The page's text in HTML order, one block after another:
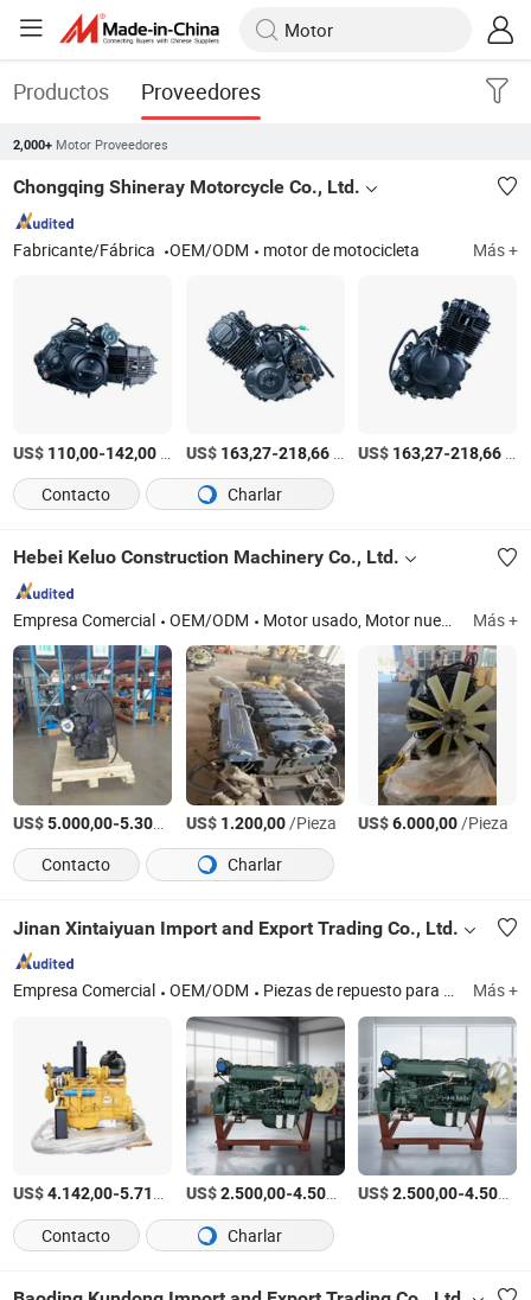
Productos Proveedores
2,000+ Motor Proveedores
Chongqing Shineray Motorcycle Co., Ltd.
Fabricante/Fábrica OEM/ODM motor de motocicleta Más +
US$ 110,00-142,00 US$ 163,27-218,66/Pieza US$ 163,27-218,66
Contacto
Charlar
Hebei Keluo Construction Machinery Co., Ltd.
Empresa Comercial OEM/ODM Motor usado, Motor nuevo, Bomba de engranaje, Bomba hidráulica, Bomba de pistón, Bomba de carga, Piezas de repuesto de bomba, Transmisión final, Motor, Piezas de excavadora, Excavadora usada, Rodillo compactador, Maquinaria agrícola Más +
US$5.000,00-5.300,00 /Pieza
US$ 1.200,00/Pieza US$6.000,00/Pieza
Contacto
Charlar
Jinan Xintaiyuan Import and Export Trading Co., Ltd.
Empresa Comercial OEM/ODM Piezas de repuesto para automóviles Más +
US$4.142,00-5.714,00 /Pieza
US$2.500,00-4.500,00 /Pieza
US$2.500,00-4.500,00
Contacto
Charlar